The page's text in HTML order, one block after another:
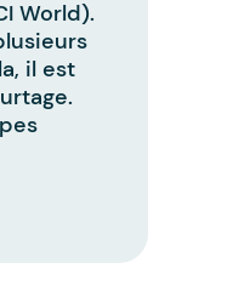
World).
il est